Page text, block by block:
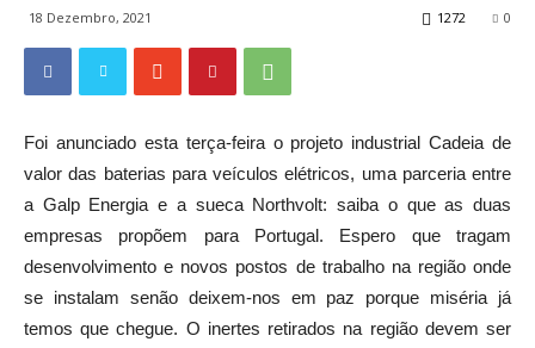
18 Dezembro, 2021 0
1272
Foi anunciado esta terça-feira o projeto industrial Cadeia de
valor das baterias para veículos elétricos, uma parceria entre
a Galp Energia e a sueca Northvolt: saiba o que as duas
empresas propõem para Portugal. Espero que tragam
desenvolvimento e novos postos de trabalho na região onde
se instalam senão deixem-nos em paz porque miséria já
temos que chegue. O inertes retirados na região devem ser